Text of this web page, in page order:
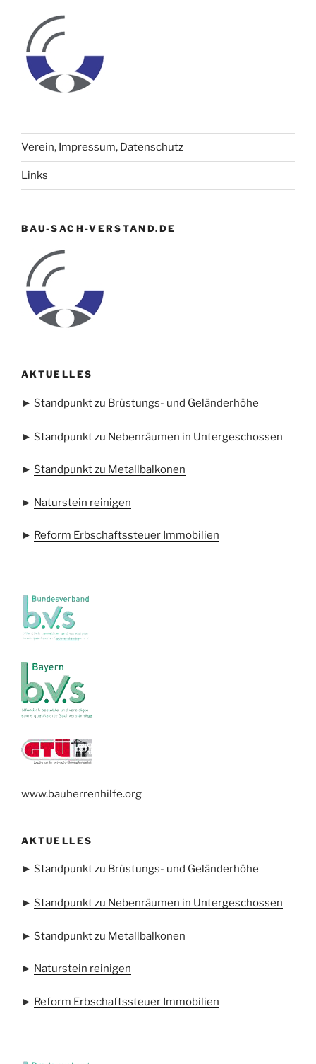
Verein, Impressum, Datenschutz
Links
BAU-SACH-VERSTAND.DE
AKTUELLES
► Standpunkt zu Brüstungs- und Geländerhöhe
► Standpunkt zu Nebenräumen in Untergeschossen
► Standpunkt zu Metallbalkonen
► Naturstein reinigen
► Reform Erbschaftssteuer Immobilien
www.bauherrenhilfe.org
AKTUELLES
► Standpunkt zu Brüstungs- und Geländerhöhe
► Standpunkt zu Nebenräumen in Untergeschossen
► Standpunkt zu Metallbalkonen
► Naturstein reinigen
► Reform Erbschaftssteuer Immobilien